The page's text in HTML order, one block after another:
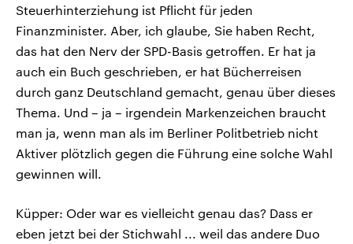
Steuerhinterziehung ist Pflicht für jeden
Finanzminister. Aber, ich glaube, Sie haben Recht,
das hat den Nerv der SPD-Basis getroffen. Er hat ja
auch ein Buch geschrieben, er hat Bücherreisen
durch ganz Deutschland gemacht, genau über dieses
Thema. Und – ja – irgendein Markenzeichen braucht
man ja, wenn man als im Berliner Politbetrieb nicht
Aktiver plötzlich gegen die Führung eine solche Wahl
gewinnen will.
Küpper: Oder war es vielleicht genau das? Dass er
eben jetzt bei der Stichwahl ... weil das andere Duo